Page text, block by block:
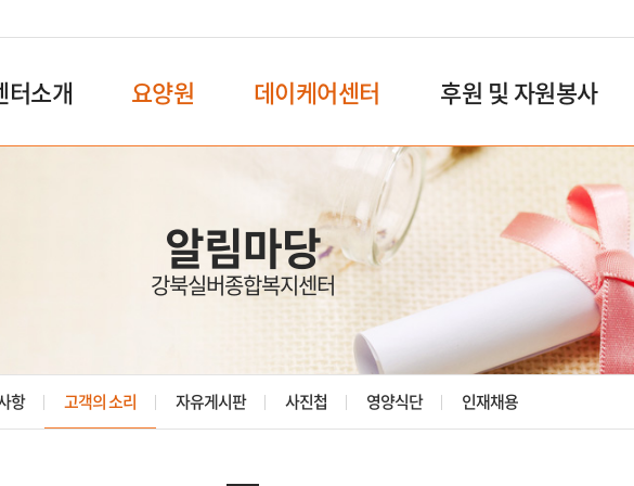
터소개 요양원 데이케어센터 후원 및 자원봉사
알림마당
강북실버종합복지센터
항 고객의 소리 자유게시판 사진첩 영양식단 인재채용